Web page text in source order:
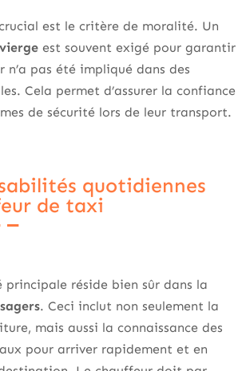
est le critère de moralité. Un
est souvent exigé pour garantir
n’a pas été impliqué dans des
Cela permet d’assurer la confiance
de sécurité lors de leur transport.
quotidiennes
de taxi
principale réside bien sûr dans la
. Ceci inclut non seulement la
mais aussi la connaissance des
pour arriver rapidement et en